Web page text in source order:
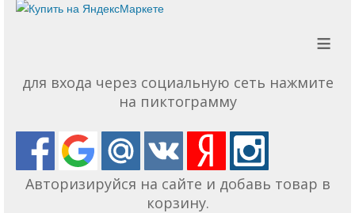
≡
для входа через социальную сеть нажмите
на пиктограмму
Авторизируйся на сайте и добавь товар в
корзину.